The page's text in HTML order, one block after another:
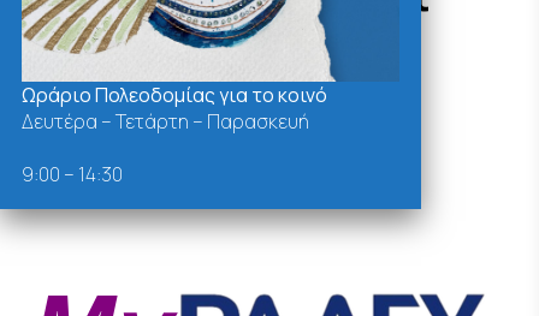
Σύνδεσμοι
Ωράριο Πολεοδομίας για το κοινό
Δευτέρα – Τετάρτη – Παρασκευή
9:00 – 14:30